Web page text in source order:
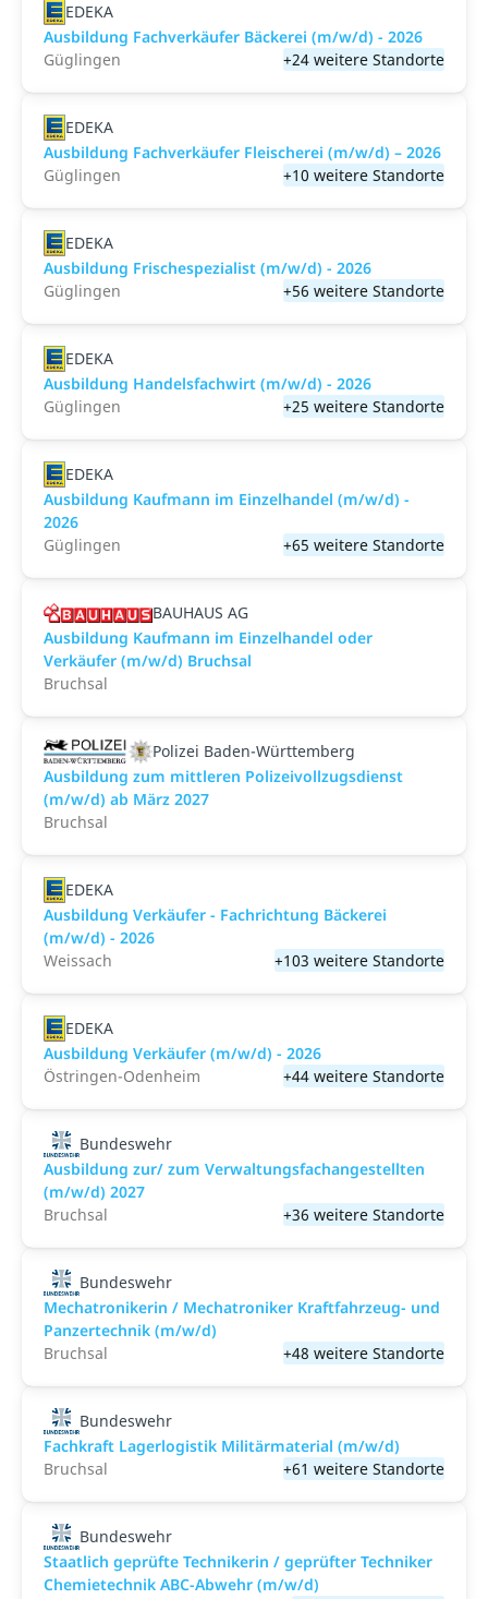
EDEKA
Ausbildung Fachverkäufer Bäckerei (m/w/d) - 2026
Güglingen
+24 weitere Standorte
EDEKA
Ausbildung Fachverkäufer Fleischerei (m/w/d) – 2026
Güglingen
+10 weitere Standorte
EDEKA
Ausbildung Frischespezialist (m/w/d) - 2026
Güglingen
+56 weitere Standorte
EDEKA
Ausbildung Handelsfachwirt (m/w/d) - 2026
Güglingen
+25 weitere Standorte
EDEKA
Ausbildung Kaufmann im Einzelhandel (m/w/d) -
2026
Güglingen
+65 weitere Standorte
BAUHAUS AG
Ausbildung Kaufmann im Einzelhandel oder
Verkäufer (m/w/d) Bruchsal
Bruchsal
Polizei Baden-Württemberg
Ausbildung zum mittleren Polizeivollzugsdienst
(m/w/d) ab März 2027
Bruchsal
EDEKA
Ausbildung Verkäufer - Fachrichtung Bäckerei
(m/w/d) - 2026
Weissach
+103 weitere Standorte
EDEKA
Ausbildung Verkäufer (m/w/d) - 2026
Östringen-Odenheim
+44 weitere Standorte
Bundeswehr
Ausbildung zur/ zum Verwaltungsfachangestellten
(m/w/d) 2027
Bruchsal
+36 weitere Standorte
Bundeswehr
Mechatronikerin / Mechatroniker Kraftfahrzeug- und
Panzertechnik (m/w/d)
Bruchsal
+48 weitere Standorte
Bundeswehr
Fachkraft Lagerlogistik Militärmaterial (m/w/d)
Bruchsal
+61 weitere Standorte
Bundeswehr
Staatlich geprüfte Technikerin / geprüfter Techniker
Chemietechnik ABC-Abwehr (m/w/d)